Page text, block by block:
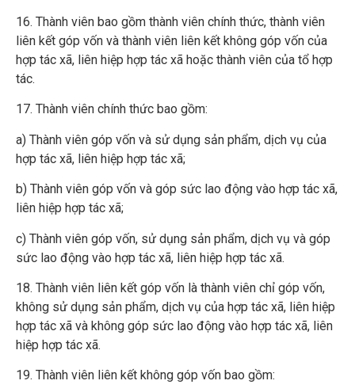
16. Thành viên bao gồm thành viên chính thức, thành viên
liên kết góp vốn và thành viên liên kết không góp vốn của
hợp tác xã, liên hiệp hợp tác xã hoặc thành viên của tổ hợp
tác.
17. Thành viên chính thức bao gồm:
a) Thành viên góp vốn và sử dụng sản phẩm, dịch vụ của
hợp tác xã, liên hiệp hợp tác xã;
b) Thành viên góp vốn và góp sức lao động vào hợp tác xã,
liên hiệp hợp tác xã;
c) Thành viên góp vốn, sử dụng sản phẩm, dịch vụ và góp
sức lao động vào hợp tác xã, liên hiệp hợp tác xã.
18. Thành viên liên kết góp vốn là thành viên chỉ góp vốn,
không sử dụng sản phẩm, dịch vụ của hợp tác xã, liên hiệp
hợp tác xã và không góp sức lao động vào hợp tác xã, liên
hiệp hợp tác xã.
19. Thành viên liên kết không góp vốn bao gồm: